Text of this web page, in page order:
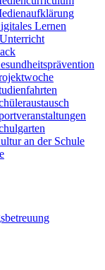
Lernen
an der Schule